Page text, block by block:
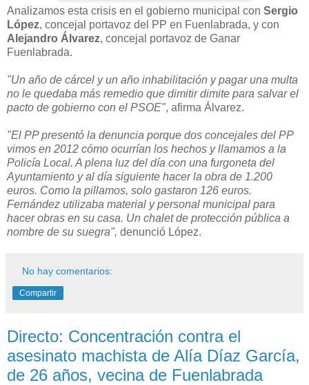
Analizamos esta crisis en el gobierno municipal con Sergio
López, concejal portavoz del PP en Fuenlabrada, y con
Alejandro Álvarez, concejal portavoz de Ganar
Fuenlabrada.
"Un año de cárcel y un año inhabilitación y pagar una multa
no le quedaba más remedio que dimitir dimite para salvar el
pacto de gobierno con el PSOE", afirma Álvarez.
"El PP presentó la denuncia porque dos concejales del PP
vimos en 2012 cómo ocurrían los hechos y llamamos a la
Policía Local. A plena luz del día con una furgoneta del
Ayuntamiento y al día siguiente hacer la obra de 1.200
euros. Como la pillamos, solo gastaron 126 euros.
Fernández utilizaba material y personal municipal para
hacer obras en su casa. Un chalet de protección pública a
nombre de su suegra", denunció López.
No hay comentarios:
Compartir
Directo: Concentración contra el
asesinato machista de Alía Díaz García,
de 26 años, vecina de Fuenlabrada